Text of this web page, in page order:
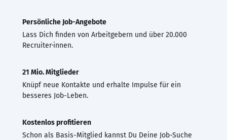
Persönliche Job-Angebote
Lass Dich finden von Arbeitgebern und über 20.000
Recruiter·innen.
21 Mio. Mitglieder
Knüpf neue Kontakte und erhalte Impulse für ein
besseres Job-Leben.
Kostenlos profitieren
Schon als Basis-Mitglied kannst Du Deine Job-Suche